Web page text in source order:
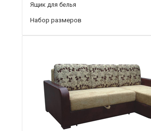
Ящик для белья
Набор размеров